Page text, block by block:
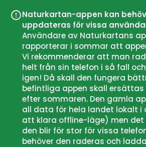
Naturkartan-appen kan
uppdateras för vissa
Användare av Naturkartans
rapporterar i sommar att
Vi rekommenderar att man
helt från sin telefon i så fall
igen! Då skall den fungera
befintliga appen skall ersättas
efter sommaren. Den gamla
all data för hela landet lokalt i
att klara offline-läge) men
den blir för stor för vissa
behöver den raderas och